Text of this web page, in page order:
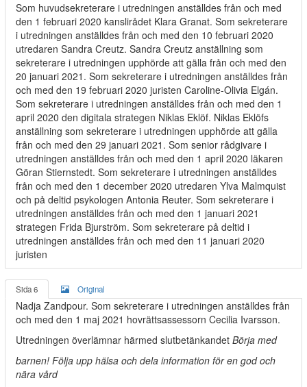
Som huvudsekreterare i utredningen anställdes från och med
den 1 februari 2020 kanslirådet Klara Granat. Som sekreterare
i utredningen anställdes från och med den 10 februari 2020
utredaren Sandra Creutz. Sandra Creutz anställning som
sekreterare i utredningen upphörde att gälla från och med den
20 januari 2021. Som sekreterare i utredningen anställdes från
och med den 19 februari 2020 juristen Caroline-Olivia Elgán.
Som sekreterare i utredningen anställdes från och med den 1
april 2020 den digitala strategen Niklas Eklöf. Niklas Eklöfs
anställning som sekreterare i utredningen upphörde att gälla
från och med den 29 januari 2021. Som senior rådgivare i
utredningen anställdes från och med den 1 april 2020 läkaren
Göran Stiernstedt. Som sekreterare i utredningen anställdes
från och med den 1 december 2020 utredaren Ylva Malmquist
och på deltid psykologen Antonia Reuter. Som sekreterare i
utredningen anställdes från och med den 1 januari 2021
strategen Frida Bjurström. Som sekreterare på deltid i
utredningen anställdes från och med den 11 januari 2020
juristen
Sida 6 Original
Nadja Zandpour. Som sekreterare i utredningen anställdes från
och med den 1 maj 2021 hovrättsassessorn Cecilia Ivarsson.
Utredningen överlämnar härmed slutbetänkandet Börja med
barnen! Följa upp hälsa och dela information för en god och
nära vård